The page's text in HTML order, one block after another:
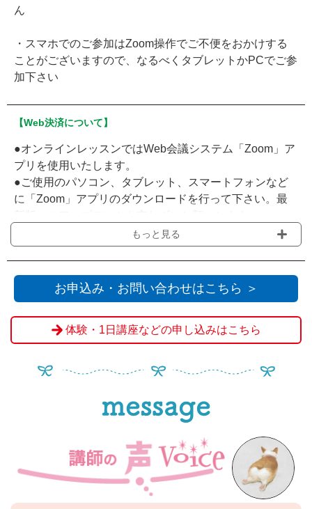
ん
・スマホでのご参加はZoom操作でご不便をおかけする
ことがございますので、なるべくタブレットかPCでご参
加下さい
【Web決済について】
●オンラインレッスンではWeb会議システム「Zoom」ア
プリを使用いたします。
●ご使用のパソコン、タブレット、スマートフォンなど
に「Zoom」アプリのダウンロードを行って下さい。最
●レッスンの受講に関する、インターネット通信料金・
接続料金は、お客様のご負担となります。
ビス自体の不具合により、レッスンの受講に支障をきた
した場合、当社は責任を負いかねます。受講料の返金は
致しかねますのでご了承下さい。
●受講料のお支払いは、銀行口座振込、教室受付窓口の
願いします。（お申込後にご案内いたします）
URL、パスワードを「ご案内メール」にて送信させてい
刻）・途中退室が理由による受講料の返金は出来ませ
ん。
●開講人数に満たない場合により、やむを得ずレッスン
を中止する場合は、受講料を返金させていただきます。
もっと見る
お申込み・お問い合わせはこちら ＞
体験・1日講座などの申し込みはこちら